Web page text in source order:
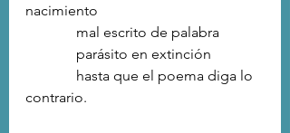
nacimiento
	    mal escrito de palabra
	    parásito en extinción
contrario.